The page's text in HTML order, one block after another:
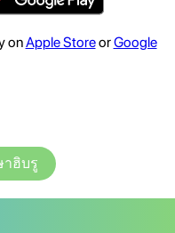
onApple StoreorGoogle
าฮิบรู